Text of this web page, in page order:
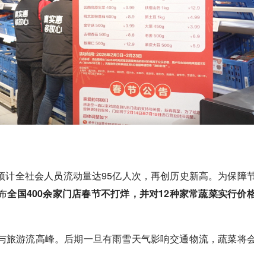
全社会人员流动量达95亿人次，再创历史新高。为保障
全国400余家门店春节不打烊，并对12种家常蔬菜实行价
游流高峰。后期一旦有雨雪天气影响交通物流，蔬菜将